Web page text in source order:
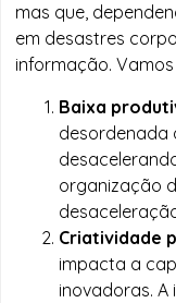
mas que,
em desastres
informação.
Baixa
desordenada
organização
Criatividade
impacta a
inovadoras. A